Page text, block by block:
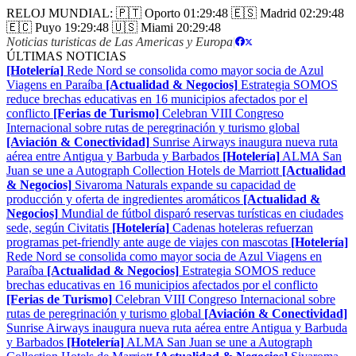
RELOJ MUNDIAL: 🇵🇹 Oporto 01:29:49 🇪🇸 Madrid 02:29:49
🇪🇨 Puyo 19:29:49 🇺🇸 Miami 20:29:49
Noticias turisticas de Las Americas y Europa|
ÚLTIMAS NOTICIAS
[Hotelería] Rede Nord se consolida como mayor socia de Azul
Viagens en Paraíba [Actualidad & Negocios] Estrategia SOMOS
reduce brechas educativas en 16 municipios afectados por el
conflicto [Ferias de Turismo] Celebran VIII Congreso
Internacional sobre rutas de peregrinación y turismo global
[Aviación & Conectividad] Sunrise Airways inaugura nueva ruta
aérea entre Antigua y Barbuda y Barbados [Hotelería] ALMA San
Juan se une a Autograph Collection Hotels de Marriott [Actualidad
& Negocios] Sivaroma Naturals expande su capacidad de
producción y oferta de ingredientes aromáticos [Actualidad &
Negocios] Mundial de fútbol disparó reservas turísticas en ciudades
sede, según Civitatis [Hotelería] Cadenas hoteleras refuerzan
programas pet-friendly ante auge de viajes con mascotas [Hotelería]
Rede Nord se consolida como mayor socia de Azul Viagens en
Paraíba [Actualidad & Negocios] Estrategia SOMOS reduce
brechas educativas en 16 municipios afectados por el conflicto
[Ferias de Turismo] Celebran VIII Congreso Internacional sobre
rutas de peregrinación y turismo global [Aviación & Conectividad]
Sunrise Airways inaugura nueva ruta aérea entre Antigua y Barbuda
y Barbados [Hotelería] ALMA San Juan se une a Autograph